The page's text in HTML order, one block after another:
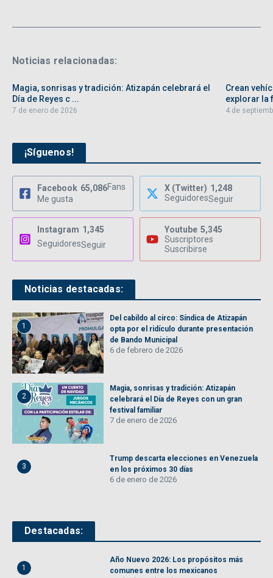
Noticias relacionadas:
Magia, sonrisas y tradición: Atizapán celebrará el
Día de Reyes c ...
7 de enero de 2026
Crean
explorar la
4 de
¡Síguenos!
Facebook 65,086Fans
Me gusta
X (Twitter) 1,248
SeguidoresSeguir
Instagram 1,345
SeguidoresSeguir
Youtube 5,345
Suscriptores
Suscribirse
Noticias destacadas:
1
Del cabildo al circo: Síndica de Atizapán
opta por el ridículo durante presentación
de Bando Municipal
6 de febrero de 2026
2
Magia, sonrisas y tradición: Atizapán
celebrará el Día de Reyes con un gran
festival familiar
7 de enero de 2026
3
Trump descarta elecciones en Venezuela
en los próximos 30 días
6 de enero de 2026
Destacadas:
1
Año Nuevo 2026: Los propósitos más
comunes entre los mexicanos